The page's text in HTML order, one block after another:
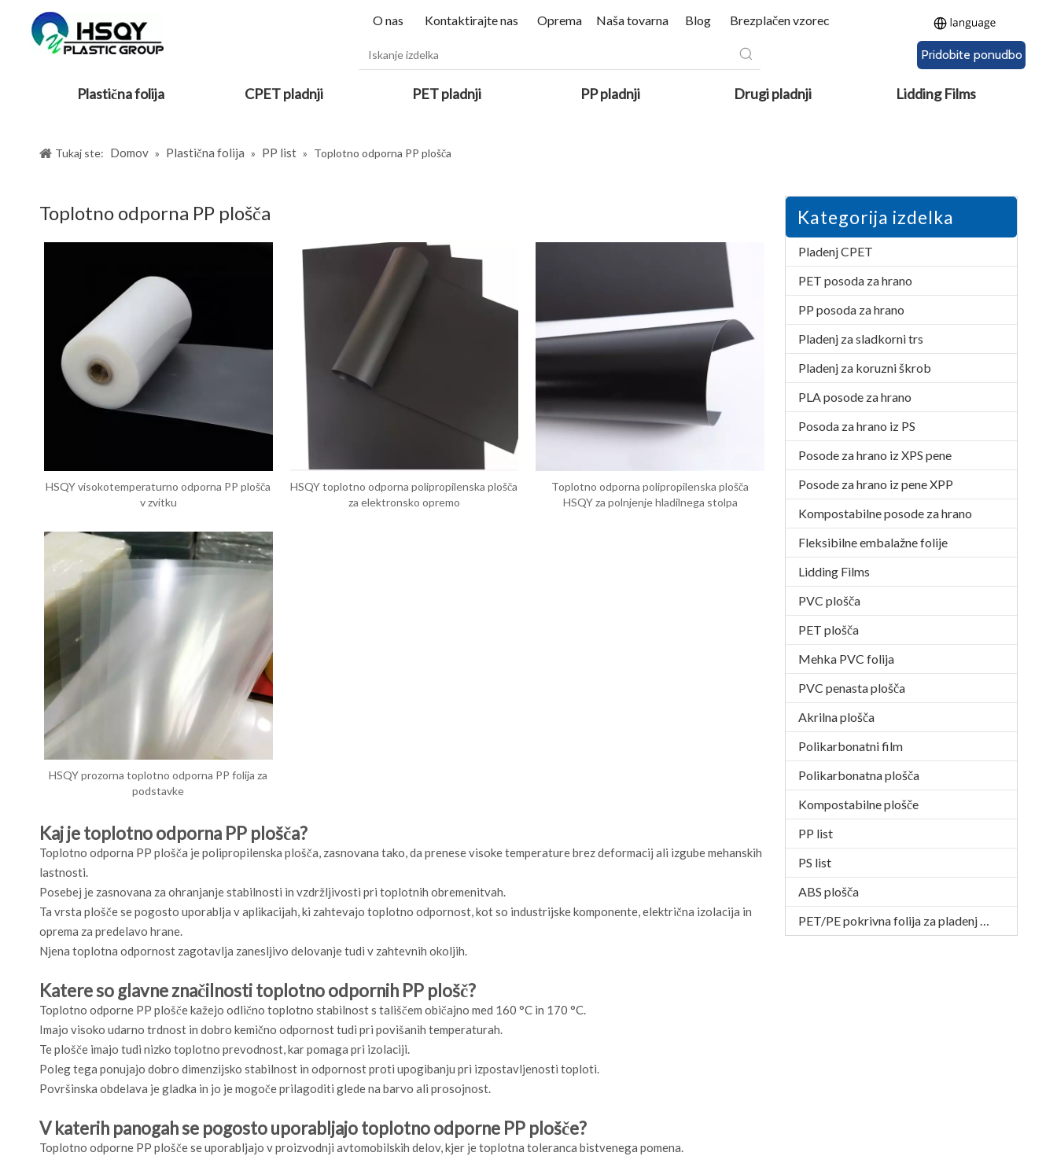
O nas Kontaktirajte nas Oprema Naša tovarna Blog Brezplačen vzorec
Pridobite ponudbo
Plastična folija CPET pladnji PET pladnji PP pladnji Drugi pladnji Lidding Films
Tukaj ste: Domov » Plastična folija » PP list » Toplotno odporna PP plošča
Toplotno odporna PP plošča
HSQY visokotemperaturno odporna PP plošča
v zvitku
HSQY toplotno odporna polipropilenska plošča
za elektronsko opremo
Toplotno odporna polipropilenska plošča
HSQY za polnjenje hladilnega stolpa
HSQY prozorna toplotno odporna PP folija za
podstavke
Kaj je toplotno odporna PP plošča?
Toplotno odporna PP plošča je polipropilenska plošča, zasnovana tako, da prenese visoke temperature brez deformacij ali izgube mehanskih
lastnosti.
Posebej je zasnovana za ohranjanje stabilnosti in vzdržljivosti pri toplotnih obremenitvah.
Ta vrsta plošče se pogosto uporablja v aplikacijah, ki zahtevajo toplotno odpornost, kot so industrijske komponente, električna izolacija in
oprema za predelavo hrane.
Njena toplotna odpornost zagotavlja zanesljivo delovanje tudi v zahtevnih okoljih.
Katere so glavne značilnosti toplotno odpornih PP plošč?
Toplotno odporne PP plošče kažejo odlično toplotno stabilnost s tališčem običajno med 160 °C in 170 °C.
Imajo visoko udarno trdnost in dobro kemično odpornost tudi pri povišanih temperaturah.
Te plošče imajo tudi nizko toplotno prevodnost, kar pomaga pri izolaciji.
Poleg tega ponujajo dobro dimenzijsko stabilnost in odpornost proti upogibanju pri izpostavljenosti toploti.
Površinska obdelava je gladka in jo je mogoče prilagoditi glede na barvo ali prosojnost.
V katerih panogah se pogosto uporabljajo toplotno odporne PP plošče?
Toplotno odporne PP plošče se uporabljajo v proizvodnji avtomobilskih delov, kjer je toplotna toleranca bistvenega pomena.
Kategorija izdelka
Pladenj CPET
PET posoda za hrano
PP posoda za hrano
Pladenj za sladkorni trs
Pladenj za koruzni škrob
PLA posode za hrano
Posoda za hrano iz PS
Posode za hrano iz XPS pene
Posode za hrano iz pene XPP
Kompostabilne posode za hrano
Fleksibilne embalažne folije
Lidding Films
PVC plošča
PET plošča
Mehka PVC folija
PVC penasta plošča
Akrilna plošča
Polikarbonatni film
Polikarbonatna plošča
Kompostabilne plošče
PP list
PS list
ABS plošča
PET/PE pokrivna folija za pladenj APET